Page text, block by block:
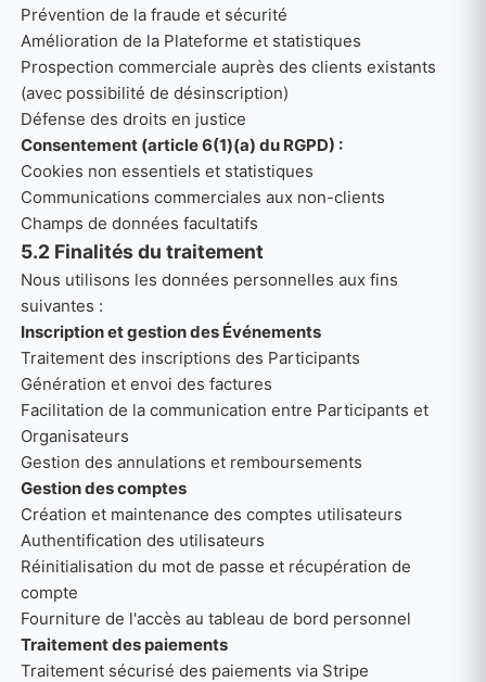
Prévention de la fraude et sécurité
Amélioration de la Plateforme et statistiques
Prospection commerciale auprès des clients existants
(avec possibilité de désinscription)
Défense des droits en justice
Consentement (article 6(1)(a) du RGPD) :
Cookies non essentiels et statistiques
Communications commerciales aux non-clients
Champs de données facultatifs
5.2 Finalités du traitement
Nous utilisons les données personnelles aux fins
suivantes :
Inscription et gestion des Événements
Traitement des inscriptions des Participants
Génération et envoi des factures
Facilitation de la communication entre Participants et
Organisateurs
Gestion des annulations et remboursements
Gestion des comptes
Création et maintenance des comptes utilisateurs
Authentification des utilisateurs
Réinitialisation du mot de passe et récupération de
compte
Fourniture de l'accès au tableau de bord personnel
Traitement des paiements
Traitement sécurisé des paiements via Stripe